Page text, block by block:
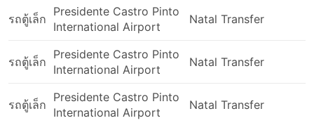
รถตู้เล็ก
Presidente Castro Pinto
International Airport
Natal Transfer
รถตู้เล็ก
Presidente Castro Pinto
International Airport
Natal Transfer
รถตู้เล็ก
Presidente Castro Pinto
International Airport
Natal Transfer